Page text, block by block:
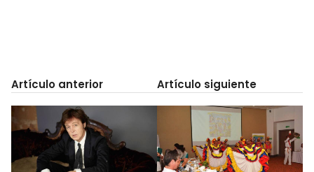
Artículo anterior Artículo siguiente